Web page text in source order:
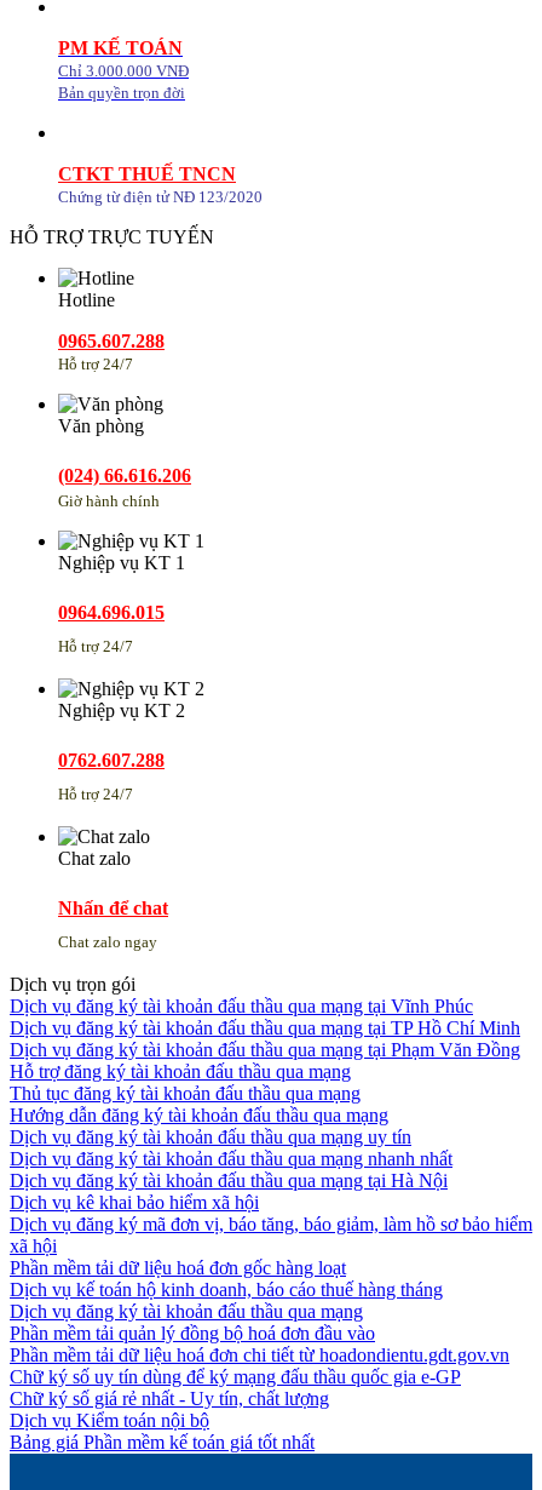
PM KẾ TOÁN
Chỉ 3.000.000 VNĐ
Bản quyền trọn đời
CTKT THUẾ TNCN
Chứng từ điện tử NĐ 123/2020
HỖ TRỢ TRỰC TUYẾN
Hotline
0965.607.288
Hỗ trợ 24/7
Văn phòng
(024) 66.616.206
Giờ hành chính
Nghiệp vụ KT 1
0964.696.015
Hỗ trợ 24/7
Nghiệp vụ KT 2
0762.607.288
Hỗ trợ 24/7
Chat zalo
Nhấn để chat
Chat zalo ngay
Dịch vụ trọn gói
Dịch vụ đăng ký tài khoản đấu thầu qua mạng tại Vĩnh Phúc
Dịch vụ đăng ký tài khoản đấu thầu qua mạng tại TP Hồ Chí Minh
Dịch vụ đăng ký tài khoản đấu thầu qua mạng tại Phạm Văn Đồng
Hỗ trợ đăng ký tài khoản đấu thầu qua mạng
Thủ tục đăng ký tài khoản đấu thầu qua mạng
Hướng dẫn đăng ký tài khoản đấu thầu qua mạng
Dịch vụ đăng ký tài khoản đấu thầu qua mạng uy tín
Dịch vụ đăng ký tài khoản đấu thầu qua mạng nhanh nhất
Dịch vụ đăng ký tài khoản đấu thầu qua mạng tại Hà Nội
Dịch vụ kê khai bảo hiểm xã hội
Dịch vụ đăng ký mã đơn vị, báo tăng, báo giảm, làm hồ sơ bảo hiểm
xã hội
Phần mềm tải dữ liệu hoá đơn gốc hàng loạt
Dịch vụ kế toán hộ kinh doanh, báo cáo thuế hàng tháng
Dịch vụ đăng ký tài khoản đấu thầu qua mạng
Phần mềm tải quản lý đồng bộ hoá đơn đầu vào
Phần mềm tải dữ liệu hoá đơn chi tiết từ hoadondientu.gdt.gov.vn
Chữ ký số uy tín dùng để ký mạng đấu thầu quốc gia e-GP
Chữ ký số giá rẻ nhất - Uy tín, chất lượng
Dịch vụ Kiểm toán nội bộ
Bảng giá Phần mềm kế toán giá tốt nhất